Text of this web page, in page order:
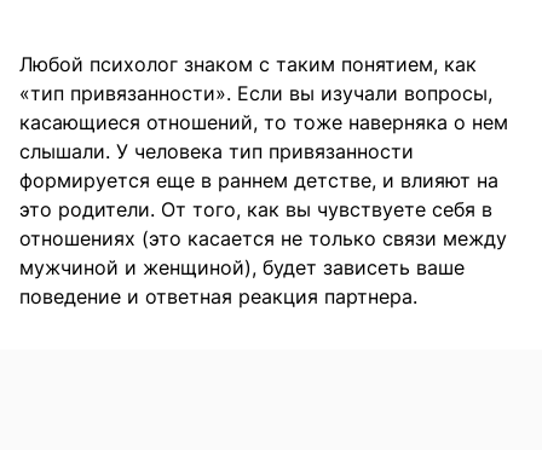
Любой психолог знаком с таким понятием, как
«тип привязанности». Если вы изучали вопросы,
касающиеся отношений, то тоже наверняка о нем
слышали. У человека тип привязанности
формируется еще в раннем детстве, и влияют на
это родители. От того, как вы чувствуете себя в
отношениях (это касается не только связи между
мужчиной и женщиной), будет зависеть ваше
поведение и ответная реакция партнера.